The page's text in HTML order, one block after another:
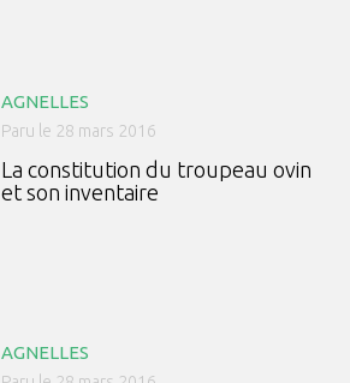
AGNELLES
Paru le 28 mars 2016
La constitution du troupeau ovin
et son inventaire
AGNELLES